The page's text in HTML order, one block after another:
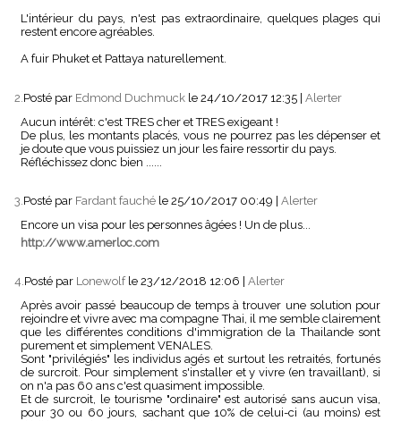
L'intérieur du pays, n'est pas extraordinaire, quelques plages qui
restent encore agréables.
A fuir Phuket et Pattaya naturellement.
2. Posté par Edmond Duchmuck le 24/10/2017 12:35 Alerter
Aucun intérêt: c'est TRES cher et TRES exigeant !
De plus, les montants placés, vous ne pourrez pas les dépenser et
je doute que vous puissiez un jour les faire ressortir du pays.
Réfléchissez donc bien ......
3.Posté par Fardant fauché le 25/10/2017 00:49
Alerter
Encore un visa pour les personnes âgées ! Un de plus...
http://www.amerloc.com
4.Posté par Lonewolf le 23/12/2018 12:06
Alerter
Après avoir passé beaucoup de temps à trouver une solution pour
rejoindre et vivre avec ma compagne Thai, il me semble clairement
que les différentes conditions d'immigration de la Thailande sont
purement et simplement VENALES.
Sont "privilégiés" les individus agés et surtout les retraités, fortunés
de surcroit. Pour simplement s'installer et y vivre (en travaillant), si
on n'a pas 60 ans c'est quasiment impossible.
Et de surcroit, le tourisme "ordinaire" est autorisé sans aucun visa,
pour 30 ou 60 jours, sachant que 10% de celui-ci (au moins) est